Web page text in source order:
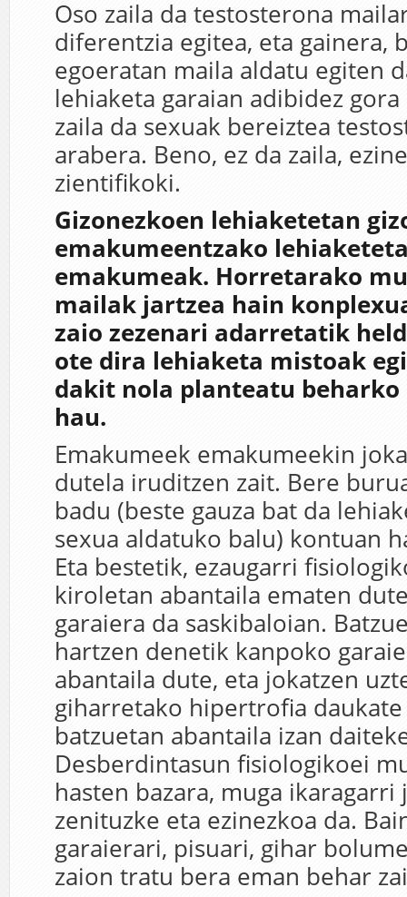
Oso zaila da testosterona
diferentzia egitea, eta gainera,
egoeratan maila aldatu egiten
lehiaketa garaian adibidez
zaila da sexuak bereiztea
arabera. Beno, ez da zaila,
zientifikoki.
Gizonezkoen lehiaketetan
emakumeentzako
emakumeak. Horretarako
mailak jartzea hain
zaio zezenari adarretatik
ote dira lehiaketa mistoak
dakit nola planteatu
hau.
Emakumeek emakumeekin
dutela iruditzen zait. Bere
badu (beste gauza bat da
sexua aldatuko balu) kontuan
Eta bestetik, ezaugarri
kiroletan abantaila ematen
garaiera da saskibaloian.
hartzen denetik kanpoko
abantaila dute, eta jokatzen
giharretako hipertrofia
batzuetan abantaila izan
Desberdintasun fisiologikoei
hasten bazara, muga
zenituzke eta ezinezkoa da.
garaierari, pisuari, gihar
zaion tratu bera eman behar